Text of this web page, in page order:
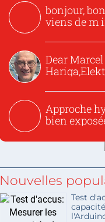
bonjour,
viens de m
Dear Marcel
Approche
bien
Nouvelles
Test